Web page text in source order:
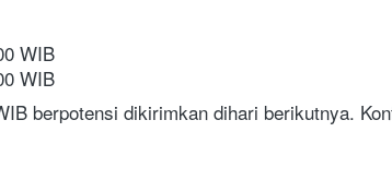
WIB
WIB
berpotensi dikirimkan dihari berikutnya.